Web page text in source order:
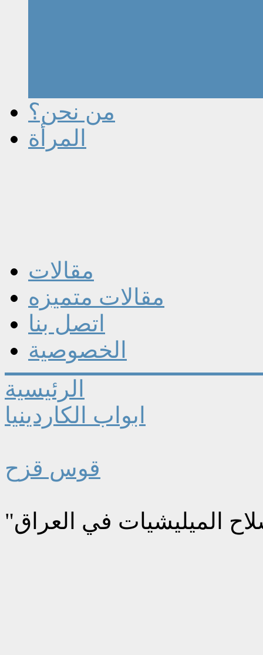
من نحن؟
المرأة
مقالات
مقالات متميزه
اتصل بنا
الخصوصية
الرئيسية
ابواب الكاردينيا
قوس قزح
الميليشيات في العراق